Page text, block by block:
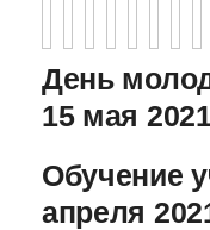
День
15 мая
Обучение
апреля